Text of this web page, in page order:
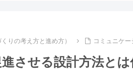
りの考え方と進め方） コミュニケ
させる設計方法と